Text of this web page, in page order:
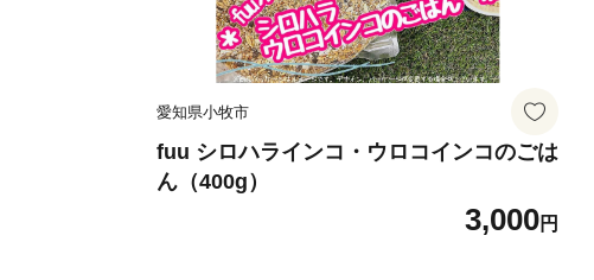
愛知県小牧市
fuu シロハラインコ・ウロコインコのごは
ん（400g）
3,000円